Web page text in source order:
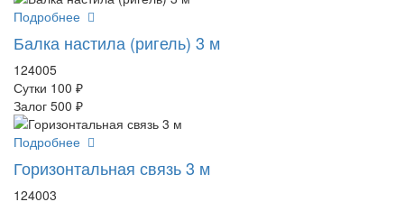
Подробнее
Балка настила (ригель) 3 м
124005
Сутки 100 ₽
Залог 500 ₽
Подробнее
Горизонтальная связь 3 м
124003